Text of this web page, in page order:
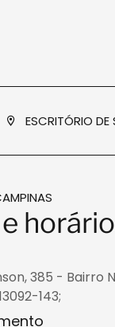
ESCRITÓRIO
385 - Bairro
143;